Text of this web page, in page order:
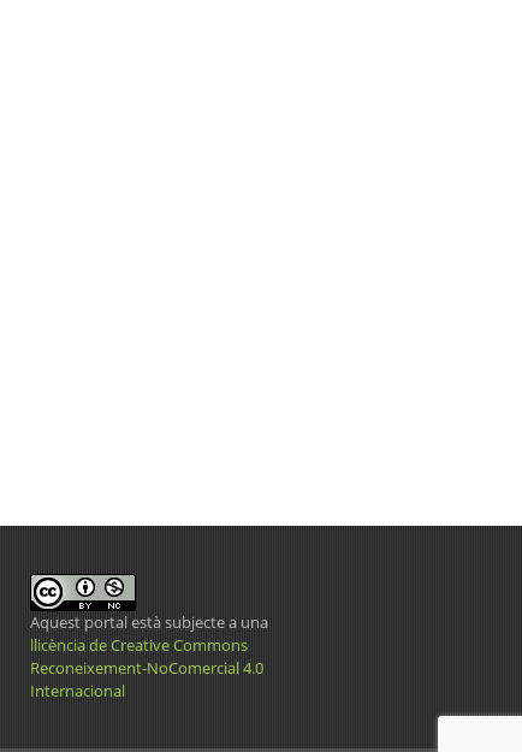
Aquest portal està subjecte a una
llicència de Creative Commons
Reconeixement-NoComercial 4.0
Internacional